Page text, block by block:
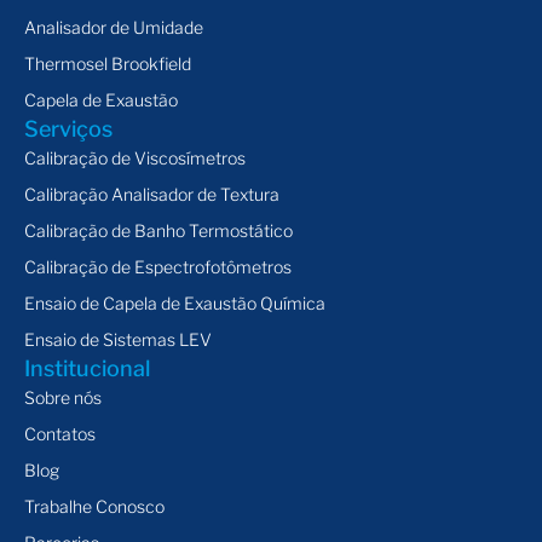
Atendimento às normas mais exigentes, como FDA
Consultoria e Treinamento
Capacite sua equipe e maximize o potencial dos seus
equipamentos com nossos serviços de consultoria e
treinamentos técnicos:
Desenvolvimento de métodos personalizados para
viscosímetros, texturômetros e espectrofotômetros.
Criação de procedimentos operacionais padrão (POPs).
ambiental.
Instrumentos de Alta Precisão
Analisador de Umidade
Thermosel Brookfield
Capela de Exaustão
Serviços
Calibração de Viscosímetros
Calibração Analisador de Textura
Calibração de Banho Termostático
Calibração de Espectrofotômetros
Ensaio de Capela de Exaustão Química
Ensaio de Sistemas LEV
Institucional
Sobre nós
Contatos
Blog
Trabalhe Conosco